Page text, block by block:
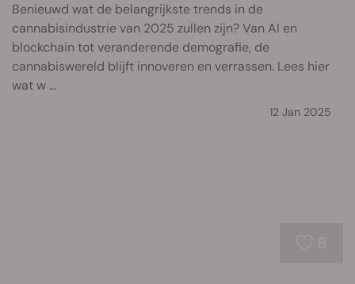
Benieuwd wat de belangrijkste trends in de
cannabisindustrie van 2025 zullen zijn? Van AI en
blockchain tot veranderende demografie, de
cannabiswereld blijft innoveren en verrassen. Lees hier
wat w ...
12 Jan 2025